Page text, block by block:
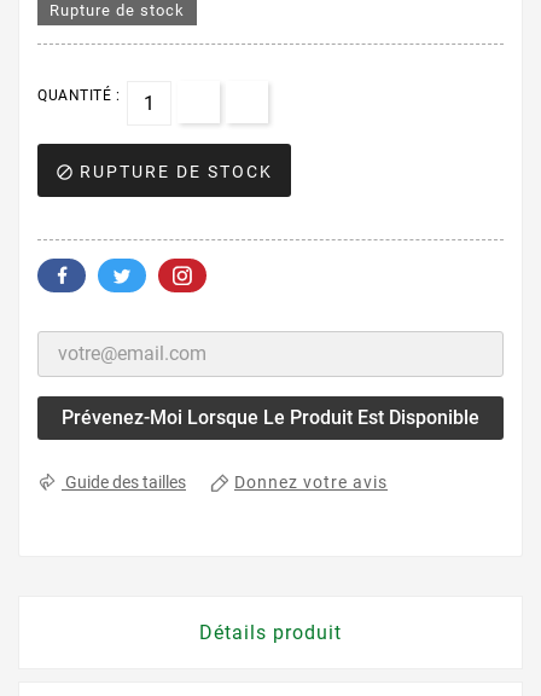
Rupture de stock
QUANTITÉ :
 RUPTURE DE STOCK
Prévenez-Moi Lorsque Le Produit Est Disponible
Guide des tailles Donnez votre avis
Détails produit